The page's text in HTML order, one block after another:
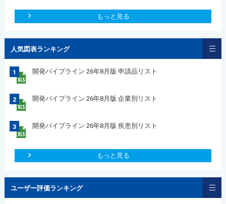
もっと見る
人気図表ランキング
1 開発パイプライン 26年8月版 申請品リスト
2 開発パイプライン 26年8月版 企業別リスト
3 開発パイプライン 26年8月版 疾患別リスト
もっと見る
ユーザー評価ランキング